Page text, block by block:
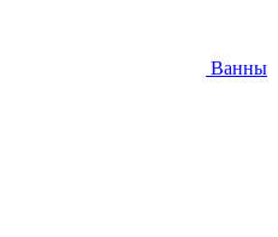
Ванны